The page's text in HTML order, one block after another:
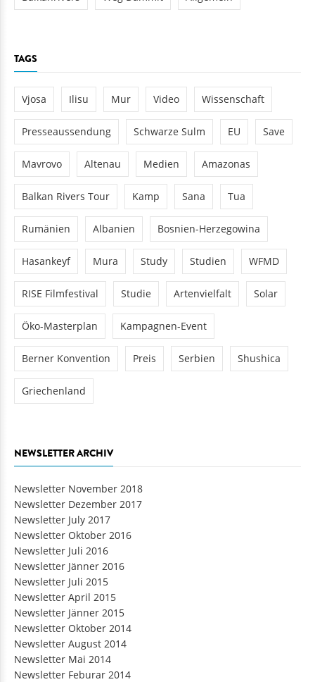
TAGS
Vjosa Ilisu Mur Video Wissenschaft
Presseaussendung Schwarze Sulm EU Save
Mavrovo Altenau Medien Amazonas
Balkan Rivers Tour Kamp Sana Tua
Rumänien Albanien Bosnien-Herzegowina
Hasankeyf Mura Study Studien WFMD
RISE Filmfestival Studie Artenvielfalt Solar
Öko-Masterplan Kampagnen-Event
Berner Konvention Preis Serbien Shushica
Griechenland
NEWSLETTER ARCHIV
Newsletter November 2018
Newsletter Dezember 2017
Newsletter July 2017
Newsletter Oktober 2016
Newsletter Juli 2016
Newsletter Jänner 2016
Newsletter Juli 2015
Newsletter April 2015
Newsletter Jänner 2015
Newsletter Oktober 2014
Newsletter August 2014
Newsletter Mai 2014
Newsletter Feburar 2014